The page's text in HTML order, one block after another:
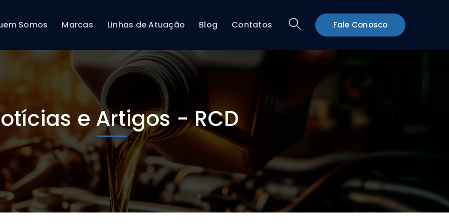
Fale Conosco
Somos Marcas Linhas de Atuação Blog Contatos
e Artigos - RCD